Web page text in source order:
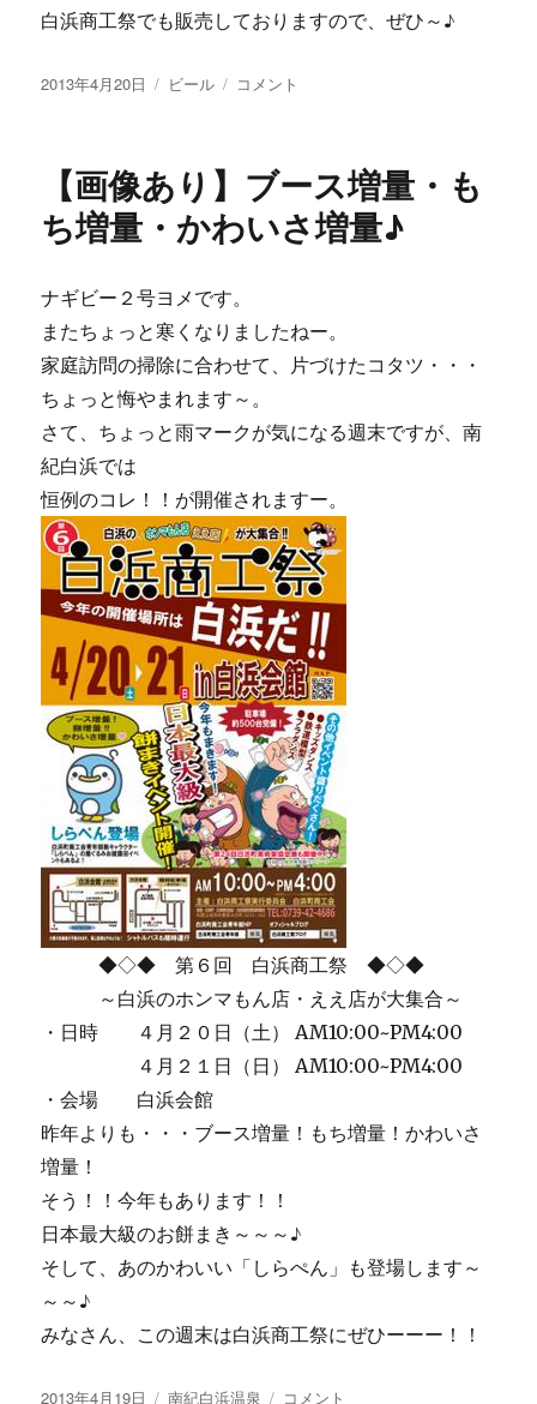
白浜商工祭でも販売しておりますので、ぜひ～♪
投
2013年4月20日
カ
ー
ビール
【画
こ
ク
な
色
が
ま
り
ん
～！！
に
コメント
【画像あり】ブース増量・も
ち増量・かわいさ増量♪
ナギビー２号ヨメです。
またちょっと寒くなりましたねー。
家庭訪問の掃除に合わせて、片づけたコタツ・・・
ちょっと悔やまれます～。
さて、ちょっと雨マークが気になる週末ですが、南
紀白浜では
恒例のコレ！！が開催されますー。
◆◇◆ 第６回 白浜商工祭 ◆◇◆
～白浜のホンマもん店・ええ店が大集合～
・日時 ４月２０日（土） AM10:00~PM4:00
４月２１日（日） AM10:00~PM4:00
・会場 白浜会館
昨年よりも・・・ブース増量！もち増量！かわいさ
増量！
そう！！今年もあります！！
日本最大級のお餅まき～～～♪
そして、あのかわいい「しらぺん」も登場します～
～～♪
みなさん、この週末は白浜商工祭にぜひーーー！！
投
2013年4月19日 カ
南紀白浜温泉 【画
コメント